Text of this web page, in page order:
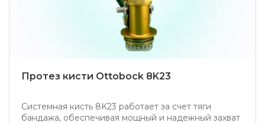
Протез кисти Ottobock 8K23
Системная кисть 8K23 работает за счет тяги
бандажа, обеспечивая мощный и надежный захват